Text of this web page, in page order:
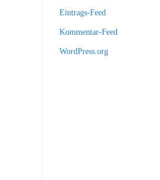
Eintrags-Feed
Kommentar-Feed
WordPress.org